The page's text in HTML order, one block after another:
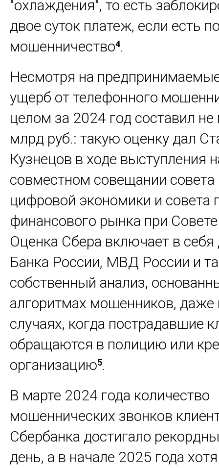
"охлаждения", то есть
двое суток платеж, если есть
мошенничество4.
Несмотря на
ущерб от телефонного
целом за 2024 год составил
млрд руб.: такую оценку дал
Кузнецов в ходе выступления
совместном совещании
цифровой экономики и совета
финансового рынка при
Оценка Сбера включает в
Банка России, МВД России и
собственный анализ,
алгоритмах мошенников, даже
случаях, когда пострадавшие
обращаются в полицию или
организацию5.
В марте 2024 года количество
мошеннических звонков
Сбербанка достигало
день, а в начале 2025 года